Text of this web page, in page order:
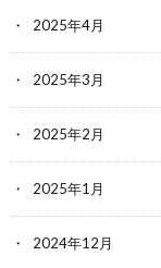
2025年4月
2025年3月
2025年2月
2025年1月
2024年12月